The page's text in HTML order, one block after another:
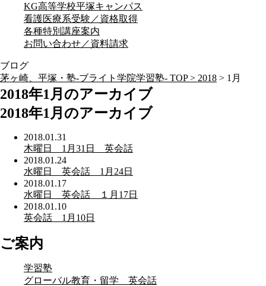
KG高等学校平塚キャンパス
看護医療系受験／資格取得
各種特別講座案内
お問い合わせ／資料請求
ブログ
茅ヶ崎、平塚・塾-ブライト学院学習塾- TOP > 2018 > 1月
2018年1月のアーカイブ
2018年1月のアーカイブ
2018.01.31
木曜日 1月31日 英会話
2018.01.24
水曜日 英会話 1月24日
2018.01.17
水曜日 英会話 １月17日
2018.01.10
英会話 1月10日
ご案内
学習塾
グローバル教育・留学 英会話